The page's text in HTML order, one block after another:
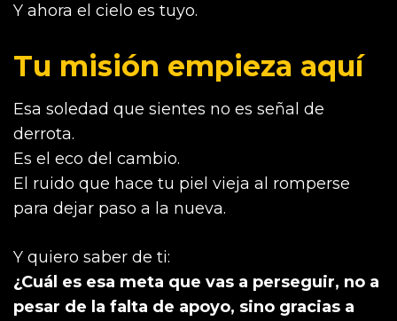
Y ahora el cielo es tuyo.
Tu misión empieza aquí
Esa soledad que sientes no es señal de
derrota.
Es el eco del cambio.
El ruido que hace tu piel vieja al romperse
para dejar paso a la nueva.
Y quiero saber de ti:
¿Cuál es esa meta que vas a perseguir, no a
pesar de la falta de apoyo, sino gracias a